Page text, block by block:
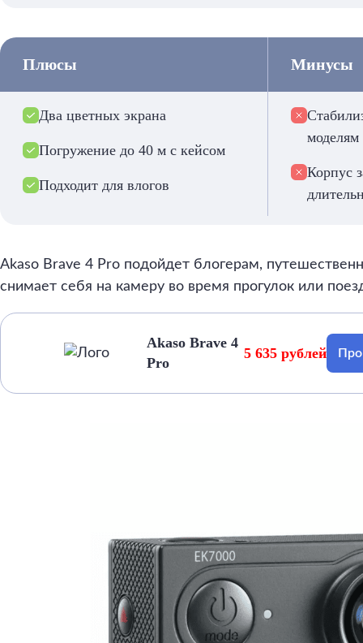
Плюсы
Два цветных экрана
Погружение до 40 м с кейсом
Подходит для влогов
Минусы
моделям
Корпус
Akaso Brave 4 Pro подойдет блогерам,
снимает себя на камеру во время прогулок или
Akaso Brave 4
Pro
5 635 рублей